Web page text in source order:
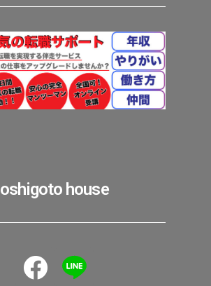
oshigoto house